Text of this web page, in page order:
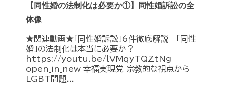
【同性婚の法制化は必要か①】同性婚訴訟の全
体像
★関連動画★「同性婚訴訟」6件徹底解説 「同性
婚」の法制化は本当に必要か？
https://youtu.be/lVMqyTQZtNg
open_in_new 幸福実現党 宗教的な視点から
LGBT問題...